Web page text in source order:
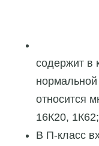
содержит в
нормальной
относится
16К20, 1К62;
В П-класс